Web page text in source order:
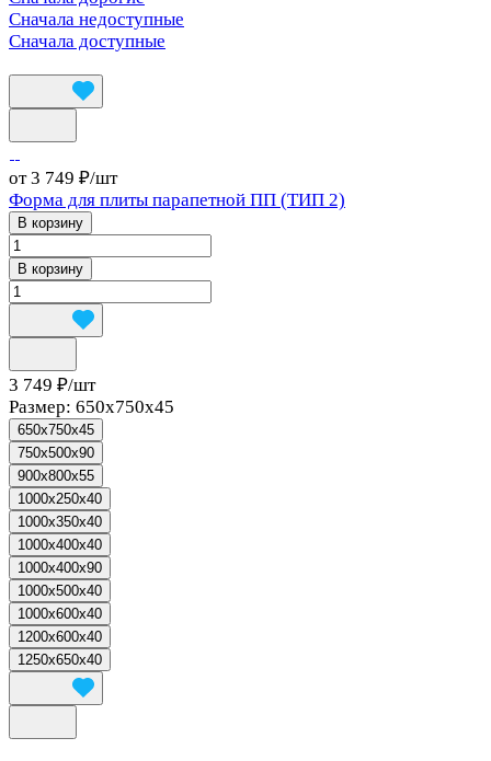
Сначала недоступные
Сначала доступные
от 3 749 ₽/шт
Форма для плиты парапетной ПП (ТИП 2)
В корзину
В корзину
3 749 ₽/шт
Размер: 650x750x45
650x750x45
750x500x90
900x800x55
1000x250x40
1000x350x40
1000x400x40
1000x400x90
1000x500x40
1000x600x40
1200x600x40
1250x650x40